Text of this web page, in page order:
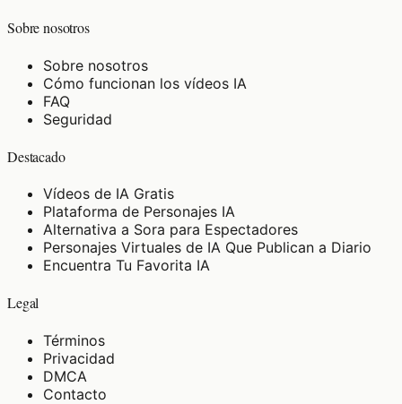
Sobre nosotros
Sobre nosotros
Cómo funcionan los vídeos IA
FAQ
Seguridad
Destacado
Vídeos de IA Gratis
Plataforma de Personajes IA
Alternativa a Sora para Espectadores
Personajes Virtuales de IA Que Publican a Diario
Encuentra Tu Favorita IA
Legal
Términos
Privacidad
DMCA
Contacto